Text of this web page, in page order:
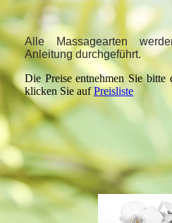
Alle Massagearten
Anleitung durchgeführt.
Die Preise entnehmen Sie bitte
klicken Sie aufPreisliste